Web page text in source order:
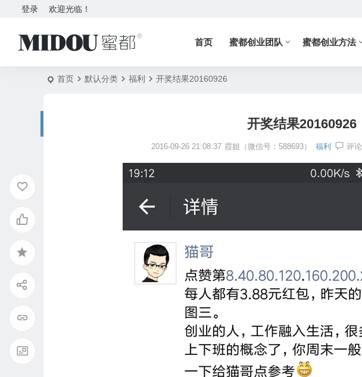
欢迎光临！
登录
首页 蜜都创业团队 蜜都创业方法
首页 默认分类 福利 开奖结果20160926
开奖结果20160926
2016-09-26 21:08:37 霞姐（微信号：588693） 福利 评论